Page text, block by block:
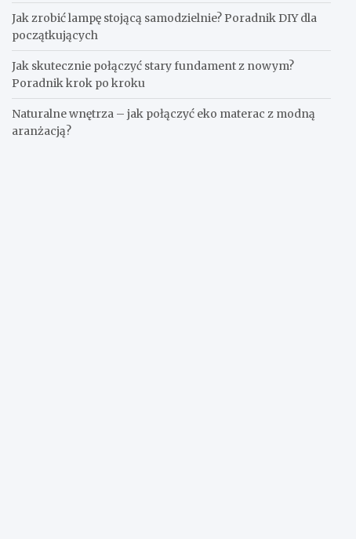
Jak zrobić lampę stojącą samodzielnie? Poradnik DIY dla
początkujących
Jak skutecznie połączyć stary fundament z nowym?
Poradnik krok po kroku
Naturalne wnętrza – jak połączyć eko materac z modną
aranżacją?